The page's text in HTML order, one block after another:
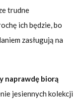
trudne
ich będzie, bo
zasługują na
naprawdę biorą
jesiennych kolekcji